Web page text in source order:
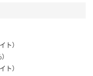
ト）
ト）